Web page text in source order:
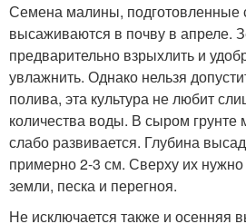
Семена малины, подготовленные
высаживаются в почву в апреле.
предварительно взрыхлить и
увлажнить. Однако нельзя
полива, эта культура не любит
количества воды. В сыром грунте
слабо развивается. Глубина
примерно 2-3 см. Сверху их
земли, песка и перегноя.
Не исключается также и осенняя